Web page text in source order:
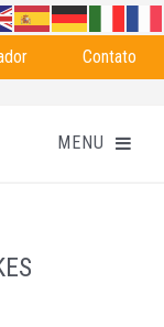
Contato